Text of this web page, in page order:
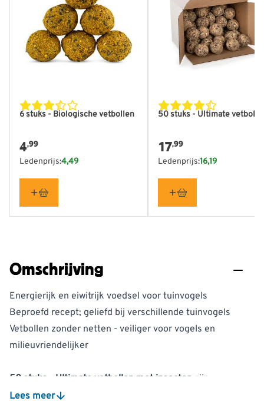
6 stuks - Biologische vetbollen
4,99
Ledenprijs:4,49
50 stuks - Ultimate
17,99
Ledenprijs:16,19
Omschrijving
Energierijk en eiwitrijk voedsel voor tuinvogels
Beproefd recept; geliefd bij verschillende tuinvogels
Vetbollen zonder netten - veiliger voor vogels en
milieuvriendelijker
50 stuks - Ultimate vetbollen met insecten zijn
energierijke vetbollen voor tuinvogels. De
Lees meer